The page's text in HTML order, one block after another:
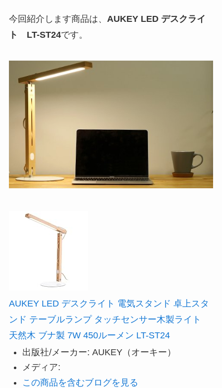
今回紹介します商品は、 AUKEY LED デスクライ
ト LT-ST24です。
AUKEY LED デスクライト 電気スタンド 卓上スタ
ンド テーブルランプ タッチセンサー木製ライト
天然木 ブナ製 7W 450ルーメン LT-ST24
出版社/メーカー: AUKEY（オーキー）
メディア:
この商品を含むブログを見る